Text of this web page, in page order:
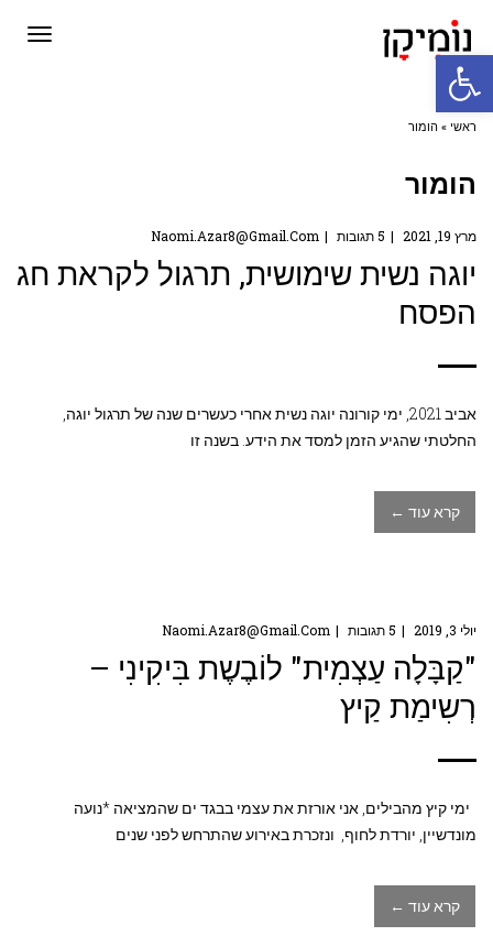
פתח סרגל נגישות
ראשי » הומור
הומור
מרץ 19, 2021 5 תגובות Naomi.azar8@gmail.com
יוגה נשית שימושית, תרגול לקראת חג
הפסח
אביב 2021, ימי קורונה יוגה נשית אחרי כעשרים שנה של תרגול יוגה,
החלטתי שהגיע הזמן למסד את הידע. בשנה זו
קרא עוד ←
יולי 3, 2019 5 תגובות Naomi.azar8@gmail.com
"קַבָּלָה עַצְמִית" לוֹבֶשֶת בִּיקִינִי –
רְשִימַת קַיץ
ימי קיץ מהבילים, אני אורזת את עצמי בבגד ים שהמציאה *נועה
מונדשיין, יורדת לחוף, ונזכרת באירוע שהתרחש לפני שנים
קרא עוד ←